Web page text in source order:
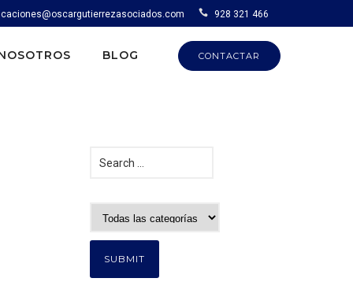
928 321 466
CONTACTAR
BLOG